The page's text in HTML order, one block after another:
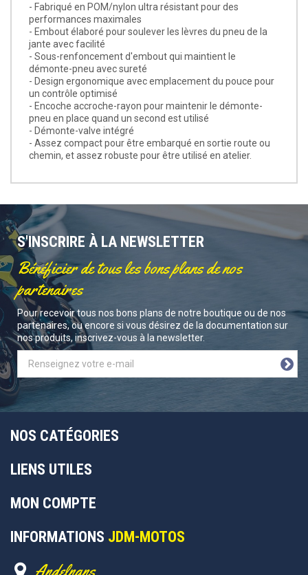
- Fabriqué en POM/nylon ultra résistant pour des
performances maximales
- Embout élaboré pour soulever les lèvres du pneu de la
jante avec facilité
- Sous-renfoncement d'embout qui maintient le
démonte-pneu avec sureté
- Design ergonomique avec emplacement du pouce pour
un contrôle optimisé
- Encoche accroche-rayon pour maintenir le démonte-
pneu en place quand un second est utilisé
- Démonte-valve intégré
- Assez compact pour être embarqué en sortie route ou
chemin, et assez robuste pour être utilisé en atelier.
S'INSCRIRE À LA NEWSLETTER
Bénéficier de tous les bons plans de nos
partenaires
Pour recevoir tous nos bons plans de notre boutique ou de nos
partenaires, ou encore si vous désirez de la documentation sur
nos produits, inscrivez-vous à la newsletter.
NOS CATÉGORIES
LIENS UTILES
MON COMPTE
INFORMATIONS JDM-MOTOS
Andelnans